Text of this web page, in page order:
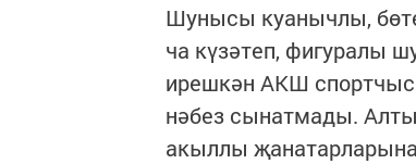
Шу­ны­сы ку­а­ныч­лы,
ча кү­зә­теп, фи­гу­ра­лы
иреш­кән АКШ
нә­без сы­нат­ма­ды.
акыл­лы